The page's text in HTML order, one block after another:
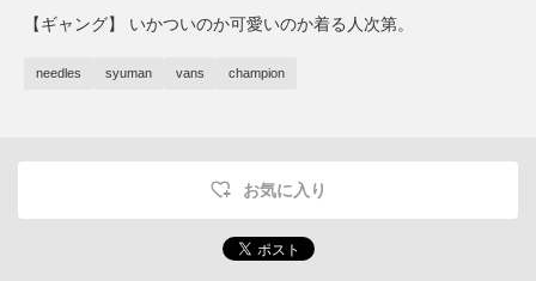
【ギャング】 いかついのか可愛いのか着る人次第。
needles syuman vans champion
お気に入り